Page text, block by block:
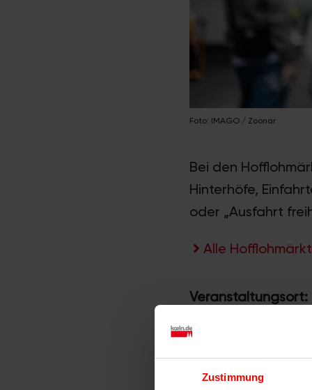
Zustimmung
Foto: IMAGO / Zoonar
Bei den
Hinterhöfe,
oder „Ausfahrt
Alle
Veranstaltungsort: